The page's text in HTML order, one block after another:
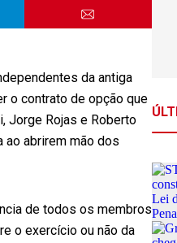
da antiga
o contrato de opção que
Jorge Rojas e Roberto
ao abrirem mão dos
de todos os membros
o exercício ou não da